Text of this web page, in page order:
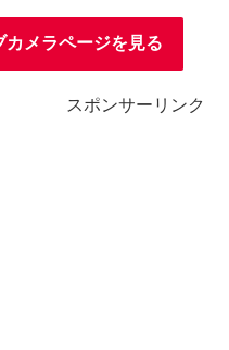
メラページを見る
スポンサーリンク